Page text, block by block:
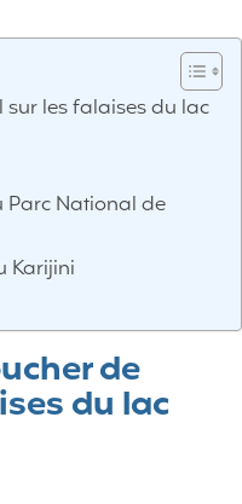
sur les falaises du lac
Parc National de
Karijini
de
du lac